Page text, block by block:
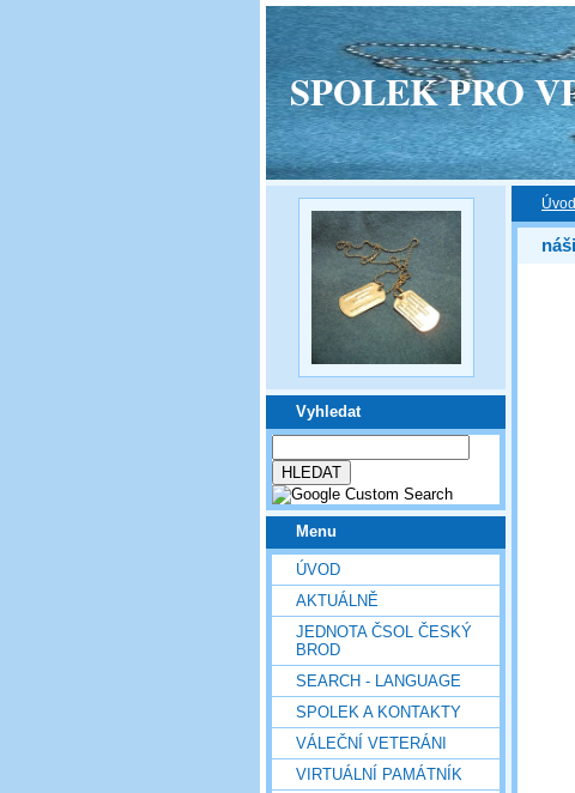
SPOLEK PRO
Vyhledat
Menu
ÚVOD
AKTUÁLNĚ
JEDNOTA ČSOL ČESKÝ
BROD
SEARCH - LANGUAGE
SPOLEK A KONTAKTY
VÁLEČNÍ VETERÁNI
VIRTUÁLNÍ PAMÁTNÍK
Úvod